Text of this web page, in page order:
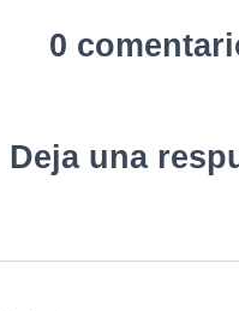
0
Deja una